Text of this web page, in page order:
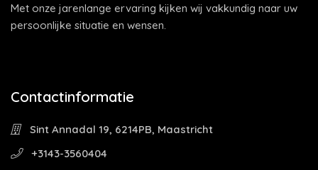
Met onze jarenlange ervaring kijken wij vakkundig naar uw
persoonlijke situatie en wensen.
Contactinformatie
Sint Annadal 19, 6214PB, Maastricht
+3143-3560404